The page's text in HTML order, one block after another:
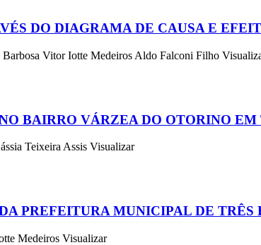
DO DIAGRAMA DE CAUSA E
Vitor Iotte Medeiros Aldo Falconi Filho
BAIRRO VÁRZEA DO OTORINO EM
Teixeira Assis Visualizar
PREFEITURA MUNICIPAL DE TRÊS
Medeiros Visualizar